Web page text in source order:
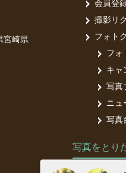
宮崎県
会員登
撮影リ
フォト
フォ
キャ
写真
ニュ
写真
写真をとり